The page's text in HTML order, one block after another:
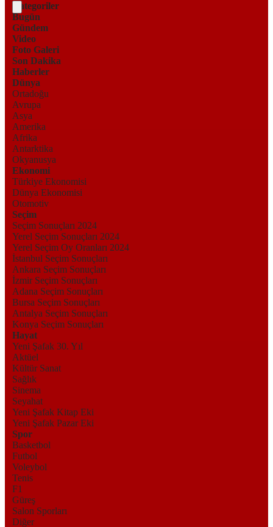
Kategoriler
Bugün
Gündem
Video
Foto Galeri
Son Dakika
Haberler
Dünya
Ortadoğu
Avrupa
Asya
Amerika
Afrika
Antarktika
Okyanusya
Ekonomi
Türkiye Ekonomisi
Dünya Ekonomisi
Otomotiv
Seçim
Seçim Sonuçları 2024
Yerel Seçim Sonuçları 2024
Yerel Seçim Oy Oranları 2024
İstanbul Seçim Sonuçları
Ankara Seçim Sonuçları
İzmir Seçim Sonuçları
Adana Seçim Sonuçları
Bursa Seçim Sonuçları
Antalya Seçim Sonuçları
Konya Seçim Sonuçları
Hayat
Yeni Şafak 30. Yıl
Aktüel
Kültür Sanat
Sağlık
Sinema
Seyahat
Yeni Şafak Kitap Eki
Yeni Şafak Pazar Eki
Spor
Basketbol
Futbol
Voleybol
Tenis
F1
Güreş
Salon Sporları
Diğer